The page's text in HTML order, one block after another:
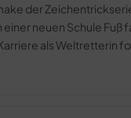
der
einer neuen Schule Fuß
als Weltretterin